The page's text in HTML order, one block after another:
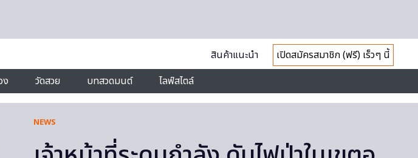
สินค้าแนะนำ
เปิดสมัครสมาชิก (ฟรี) เร็วๆ นี้
ง วัดสวย บทสวดมนต์ ไลฟ์สไตล์
NEWS